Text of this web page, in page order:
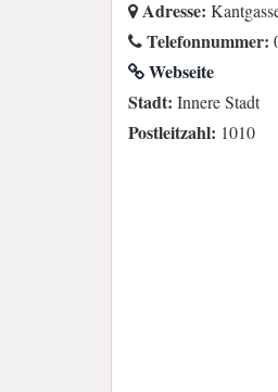
Adresse:
Telefonnummer:
Webseite
Stadt: Innere Stadt
Postleitzahl: 1010